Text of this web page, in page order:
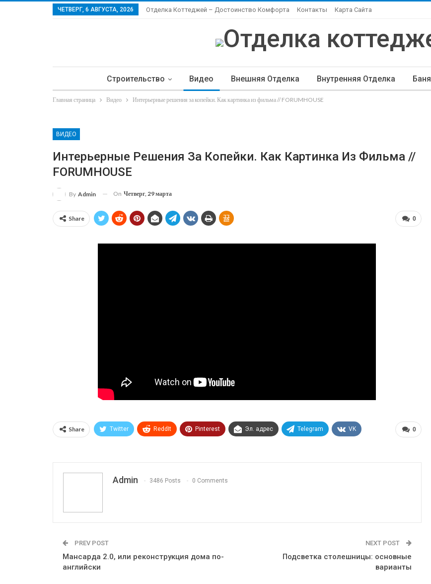
ЧЕТВЕРГ, 6 АВГУСТА, 2026 Отделка Коттеджей – Достоинство Комфорта Контакты Карта Сайта
Строительство Видео Внешняя Отделка Внутренняя Отделка Баня
Ландшафтный Дизайн Элитная Отделка
Главная страница Видео Интерьерные решения за копейки. Как картинка из фильма // FORUMHOUSE
ВИДЕО
Интерьерные Решения За Копейки. Как Картинка Из Фильма //
FORUMHOUSE
By Admin On Четверг, 29 марта
0
Share
0
Share Twitter ReddIt Pinterest Эл. адрес Telegram VK
Admin 3486 Posts 0 Comments
PREV POST
Мансарда 2.0, или реконструкция дома по-
английски
NEXT POST
Подсветка столешницы: основные
варианты